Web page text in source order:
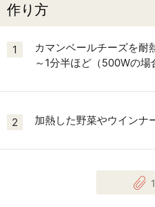
作り方
1
カマンベールチーズを耐
～1分半ほど（500Wの場
2 加熱した野菜やウインナ